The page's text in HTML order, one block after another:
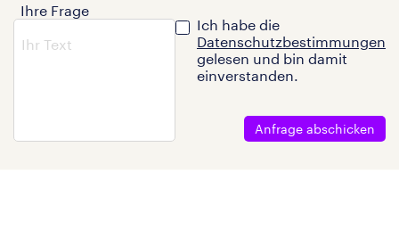
Ihre Frage
Ich habe die
Datenschutzbestimmungen
gelesen und bin damit
einverstanden.
Anfrage abschicken